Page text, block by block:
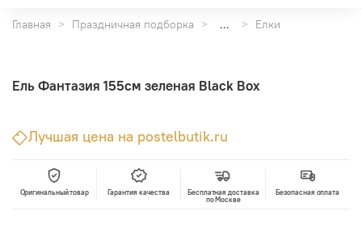
Главная Праздничная подборка ... Елки
Ель Фантазия 155см зеленая Black Box
Лучшая цена на postelbutik.ru
Оригинальный товар Гарантия качества
Бесплатная доставка
по Москве
Безопасная оплата